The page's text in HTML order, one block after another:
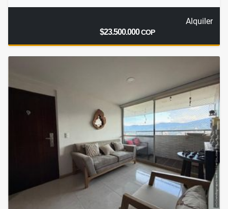
Alquiler
$23.500.000COP